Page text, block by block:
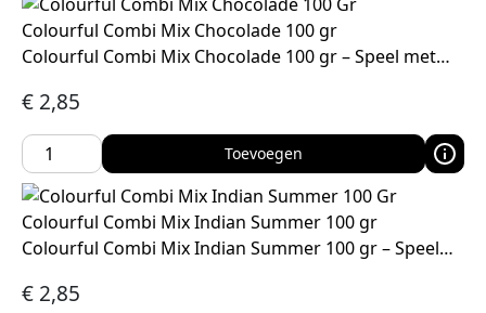
decorbouwers en iedereen die graag met textuur en
kleur werkt.
Colourful Combi Mix Chocolade 100 gr
Colourful Combi Mix Chocolade 100 gr – Speel met…
€ 2,85
Toevoegen
Colourful Combi Mix Indian Summer 100 gr
Colourful Combi Mix Indian Summer 100 gr – Speel…
€ 2,85